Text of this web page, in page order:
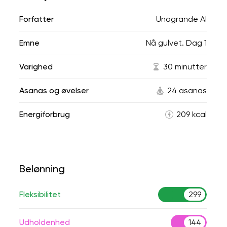
Forfatter Unagrande AI
Emne Nå gulvet. Dag 1
Varighed 30 minutter
Asanas og øvelser 24 asanas
Energiforbrug 209 kcal
Belønning
Fleksibilitet 299
Udholdenhed 144